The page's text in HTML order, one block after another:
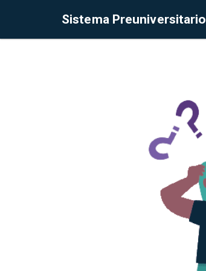
Sistema Preuniversitario